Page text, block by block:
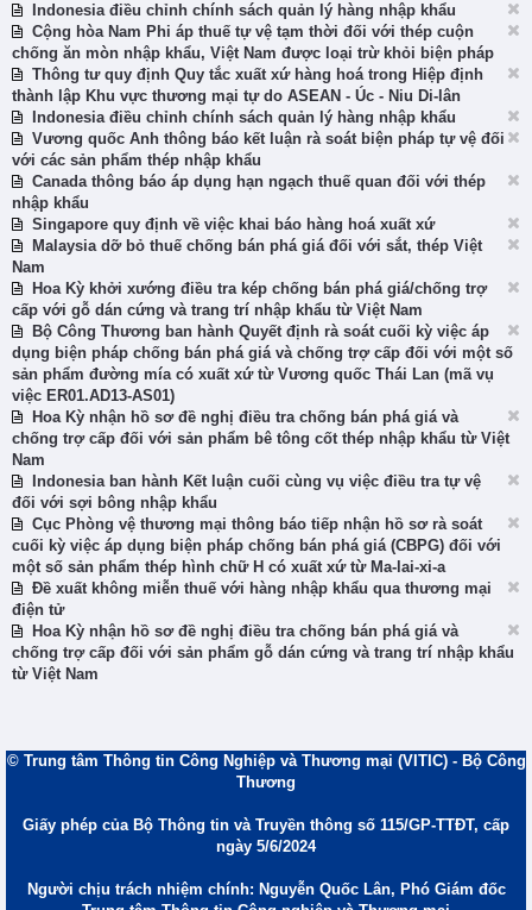
Indonesia điều chỉnh chính sách quản lý hàng nhập khẩu
Cộng hòa Nam Phi áp thuế tự vệ tạm thời đối với thép cuộn
chống ăn mòn nhập khẩu, Việt Nam được loại trừ khỏi biện pháp
Thông tư quy định Quy tắc xuất xứ hàng hoá trong Hiệp định
thành lập Khu vực thương mại tự do ASEAN - Úc - Niu Di-lân
Indonesia điều chỉnh chính sách quản lý hàng nhập khẩu
Vương quốc Anh thông báo kết luận rà soát biện pháp tự vệ đối
với các sản phẩm thép nhập khẩu
Canada thông báo áp dụng hạn ngạch thuế quan đối với thép
nhập khẩu
Singapore quy định về việc khai báo hàng hoá xuất xứ
Malaysia dỡ bỏ thuế chống bán phá giá đối với sắt, thép Việt
Nam
Hoa Kỳ khởi xướng điều tra kép chống bán phá giá/chống trợ
cấp với gỗ dán cứng và trang trí nhập khẩu từ Việt Nam
Bộ Công Thương ban hành Quyết định rà soát cuối kỳ việc áp
dụng biện pháp chống bán phá giá và chống trợ cấp đối với một số
sản phẩm đường mía có xuất xứ từ Vương quốc Thái Lan (mã vụ
việc ER01.AD13-AS01)
Hoa Kỳ nhận hồ sơ đề nghị điều tra chống bán phá giá và
chống trợ cấp đối với sản phẩm bê tông cốt thép nhập khẩu từ Việt
Nam
Indonesia ban hành Kết luận cuối cùng vụ việc điều tra tự vệ
đối với sợi bông nhập khẩu
Cục Phòng vệ thương mại thông báo tiếp nhận hồ sơ rà soát
cuối kỳ việc áp dụng biện pháp chống bán phá giá (CBPG) đối với
một số sản phẩm thép hình chữ H có xuất xứ từ Ma-lai-xi-a
Đề xuất không miễn thuế với hàng nhập khẩu qua thương mại
điện tử
Hoa Kỳ nhận hồ sơ đề nghị điều tra chống bán phá giá và
chống trợ cấp đối với sản phẩm gỗ dán cứng và trang trí nhập khẩu
từ Việt Nam
© Trung tâm Thông tin Công Nghiệp và Thương mại (VITIC) - Bộ Công
Thương
Giấy phép của Bộ Thông tin và Truyền thông số 115/GP-TTĐT, cấp
ngày 5/6/2024
Người chịu trách nhiệm chính: Nguyễn Quốc Lân, Phó Giám đốc